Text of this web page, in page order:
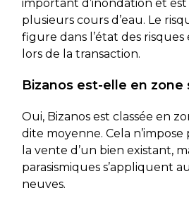
important d’inondation et
plusieurs cours d’eau. Le
figure dans l’état des
lors de la transaction.
Bizanos est-elle en zone
Oui, Bizanos est classée en
dite moyenne. Cela n’impose
la vente d’un bien existant,
parasismiques s’appliquent
neuves.